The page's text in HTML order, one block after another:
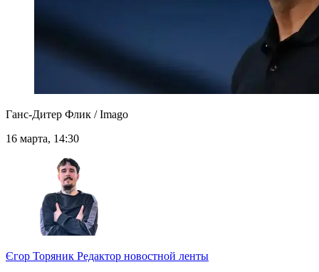
Ганс-Дитер Флик / Imago
16 марта, 14:30
Єгор Торяник Редактор новостной ленты